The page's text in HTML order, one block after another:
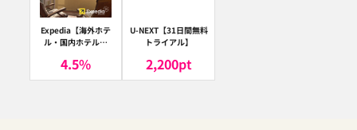
Expedia【海外ホテ
ル・国内ホテル予
ア）
4.5%
U-NEXT【31日間無料
トライアル】
2,200pt